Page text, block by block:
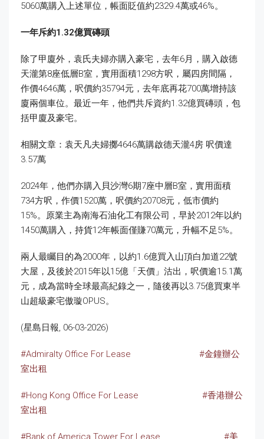
5060萬購入上述單位，帳面貶值約2329.4萬或46%。
一年斥約1.32億買磚頭
除了甲廈外，袁氏夫婦亦購入豪宅，去年6月，購入啟德
天瀧第8座低層B室，實用面積1298方呎，屬四房間隔，
作價4646萬，呎價約35794元，去年底再花700萬增持該
廈兩個車位。最近一年，他們共斥資約1.32億買磚頭，包
括甲廈及豪宅。
相關文章：袁天凡夫婦擲4646萬購啟德天瀧4房 呎價達
3.57萬
2024年，他們亦購入貝沙灣6期7座中層B室，實用面積
734方呎，作價1520萬，呎價約20708元，低市價約
15%。原業主為南海石油化工有限公司，早於2012年以約
1450萬購入，持貨12年帳面僅賺70萬元，升幅不足5%。
兩人最矚目的為2000年，以約1.6億買入山頂白加道22號
大屋，及後於2015年以15億「天價」沽出，呎價逾15.1萬
元，成為當時全球最高紀錄之一，隨後再以3.75億買東半
山超級豪宅傲璇OPUS。
(星島日報, 06-03-2026)
#Admiralty Office For Lease
#金鐘辦公
室出租
#Hong Kong Office For Lease
#香港辦公
室出租
#Bank of America Tower For Lease #美